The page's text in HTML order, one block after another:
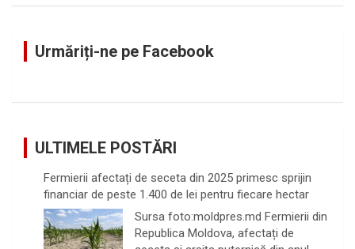
Urmăriți-ne pe Facebook
ULTIMELE POSTĂRI
Fermierii afectați de seceta din 2025 primesc sprijin
financiar de peste 1.400 de lei pentru fiecare hectar
Sursa foto:moldpres.md Fermierii din
Republica Moldova, afectați de